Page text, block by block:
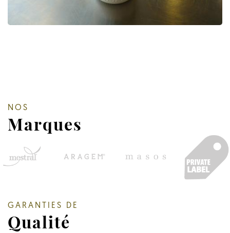
NOS
Marques
GARANTIES DE
Qualité